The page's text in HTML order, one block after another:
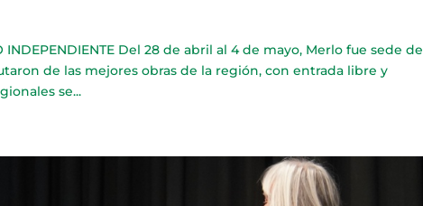
INDEPENDIENTE Del 28 de abril al 4 de mayo, Merlo fue sede de
de las mejores obras de la región, con entrada libre y
se...